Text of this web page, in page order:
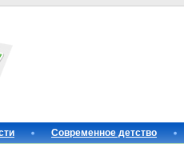
Современное детство